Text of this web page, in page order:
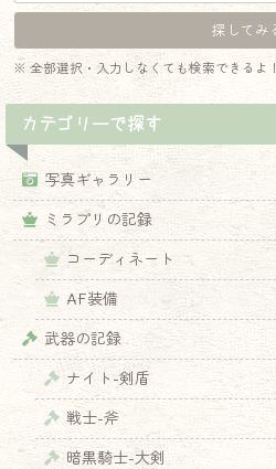
※ 全部選択・入力しなくても検索できるよ！
カテゴリーで探す
写真ギャラリー
ミラプリの記録
コーディネート
AF装備
武器の記録
ナイト-剣盾
戦士-斧
暗黒騎士-大剣